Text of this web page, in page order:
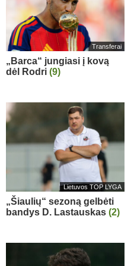
Transferai
„Barca“ jungiasi į kovą
dėl Rodri (9)
Lietuvos TOP LYGA
„Šiaulių“ sezoną gelbėti
bandys D. Lastauskas (2)